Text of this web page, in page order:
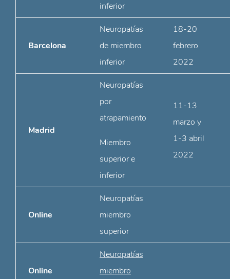
inferior
Barcelona
Neuropatías
de miembro
inferior
18-20
febrero
2022
Madrid
Neuropatías
por
atrapamiento
Miembro
superior e
inferior
11-13
marzo y
1-3 abril
2022
Online
Neuropatías
miembro
superior
Online
Neuropatías
miembro